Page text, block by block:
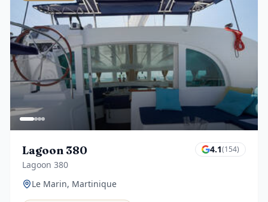
Lagoon 380
Lagoon 380
4.1(154)
Le Marin, Martinique